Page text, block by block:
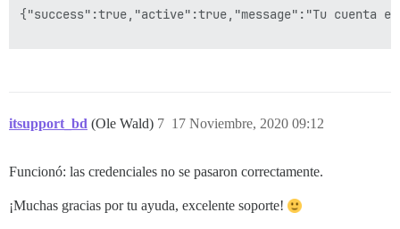
{"success":true,"active":true,"message":"Tu cuenta
itsupport_bd (Ole Wald) 17 Noviembre, 2020 09:12
7
Funcionó: las credenciales no se pasaron correctamente.
¡Muchas gracias por tu ayuda, excelente soporte!